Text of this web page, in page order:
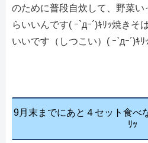
のために普段自炊して、野菜
らいいんです( ｰ`дｰ´)ｷﾘｯ焼きそ
いいです（しつこい）( ｰ`дｰ´)ｷﾘ
9月末までにあと４セット食べ
ﾘｯ